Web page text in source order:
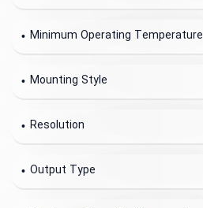
Minimum Operating Temperature
Mounting Style
Resolution
Output Type